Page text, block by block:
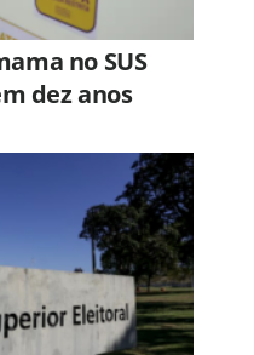
no SUS
dez anos